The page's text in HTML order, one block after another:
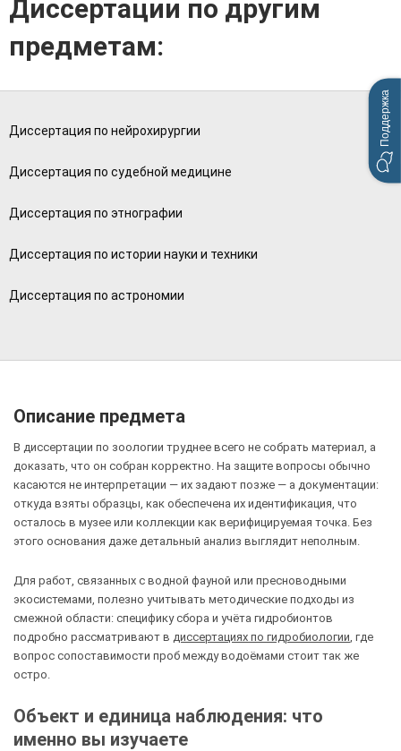
Диссертации по другим
предметам:
Диссертация по нейрохирургии
Диссертация по судебной медицине
Диссертация по этнографии
Диссертация по истории науки и техники
Диссертация по астрономии
Описание предмета
В диссертации по зоологии труднее всего не собрать материал, а
доказать, что он собран корректно. На защите вопросы обычно
касаются не интерпретации — их задают позже — а документации:
откуда взяты образцы, как обеспечена их идентификация, что
осталось в музее или коллекции как верифицируемая точка. Без
этого основания даже детальный анализ выглядит неполным.
Для работ, связанных с водной фауной или пресноводными
экосистемами, полезно учитывать методические подходы из
смежной области: специфику сбора и учёта гидробионтов
подробно рассматривают в диссертациях по гидробиологии , где
вопрос сопоставимости проб между водоёмами стоит так же
остро.
Объект и единица наблюдения: что
именно вы изучаете
Поддержка